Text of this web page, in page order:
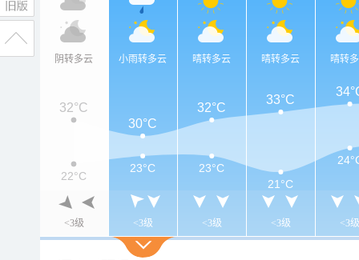
阴转多云
<3级
小雨转多云
<3级
晴转多云
<3级
晴转多云
<3级
晴转
<3级
32°C
30°C
32°C
33°C
22°C
23°C
23°C
21°C